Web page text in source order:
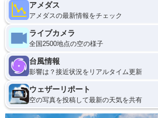
アメダス
アメダスの最新情報をチェック
ライブカメラ
全国2500地点の空の様子
台風情報
影響は？接近状況をリアルタイム更新
ウェザーリポート
空の写真を投稿して最新の天気を共有